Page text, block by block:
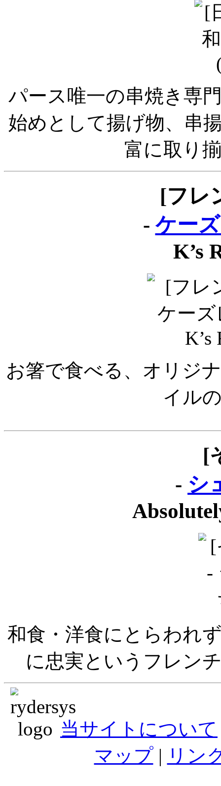
パース唯一の串焼き専
始めとして揚げ物、串
富に取り
[フレ
- ケー
K’s
お箸で食べる、オリジ
イル
[
- シ
和食・洋食にとらわれ
に忠実というフレン
当サイトについて
マップ| リン